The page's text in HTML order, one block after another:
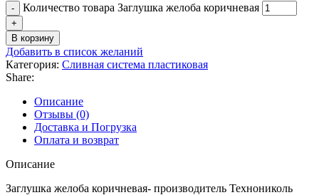
Количество товара Заглушка желоба коричневая
В корзину
Добавить в список желаний
Категория: Сливная система пластиковая
Share:
Описание
Отзывы (0)
Доставка и Погрузка
Оплата и возврат
Описание
Заглушка желоба коричневая- производитель Технониколь